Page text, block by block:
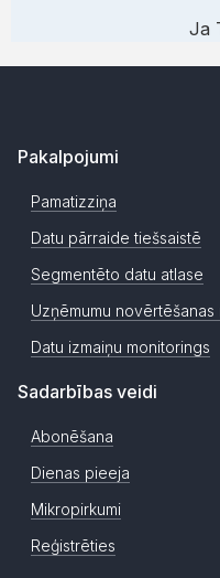
Ja
Pakalpojumi
Pamatizziņa
Datu pārraide tiešsaistē
Segmentēto datu atlase
Uzņēmumu novērtēšanas
Datu izmaiņu monitorings
Sadarbības veidi
Abonēšana
Dienas pieeja
Mikropirkumi
Reģistrēties